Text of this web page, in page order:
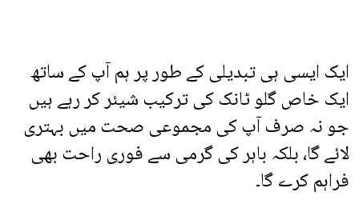
ایک ایسی ہی تبدیلی کے طور پر ہم آپ کے ساتھ
ایک خاص گلو ٹانک کی ترکیب شیئر کر رہے ہیں
جو نہ صرف آپ کی مجموعی صحت میں بہتری
لائے گا، بلکہ باہر کی گرمی سے فوری راحت بھی
فراہم کرے گا۔